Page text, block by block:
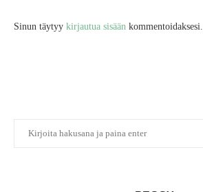
Sinun täytyy kirjautua sisään kommentoidaksesi.